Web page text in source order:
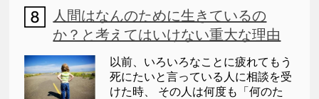
人間はなんのために生きているの
か？と考えてはいけない重大な理由
以前、いろいろなことに疲れてもう
死にたいと言っている人に相談を受
けた時、 その人は何度も「何のた